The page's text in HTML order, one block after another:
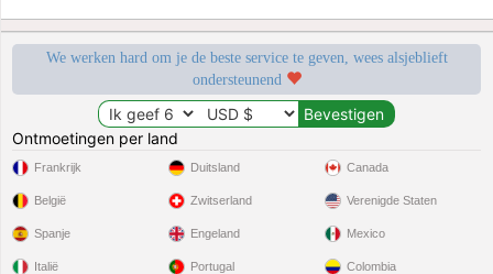
We werken hard om je de beste service te geven, wees alsjeblieft
ondersteunend
Ontmoetingen per land
Frankrijk
België
Spanje
Italië
Duitsland
Zwitserland
Engeland
Portugal
Canada
Verenigde Staten
Mexico
Colombia